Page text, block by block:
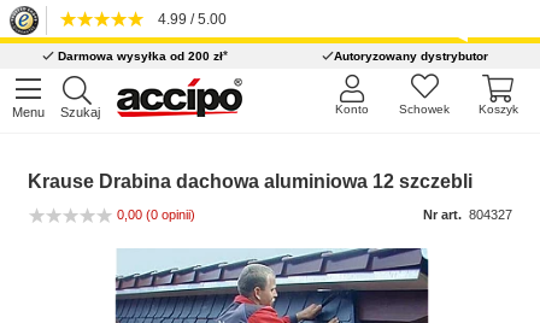
4.99 / 5.00
Darmowa wysyłka od 200 zł* Autoryzowany dystrybutor
Menu Szukaj Koszyk
Schowek
Konto
Krause Drabina dachowa aluminiowa 12 szczebli
0,00 (0 opinii) Nr art. 804327